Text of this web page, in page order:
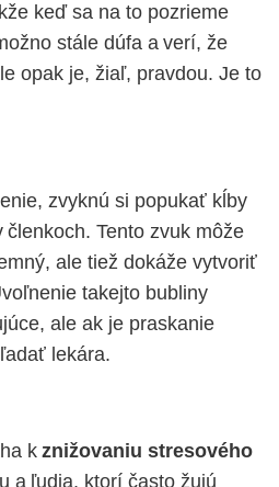
keď sa na to pozrieme
stále dúfa a verí, že
opak je, žiaľ, pravdou. Je to
zvyknú si popukať kĺby
Tento zvuk môže
ale tiež dokáže vytvoriť
takejto bubliny
ale ak je praskanie
lekára.
kznižovaniu stresového
a ľudia, ktorí často žujú